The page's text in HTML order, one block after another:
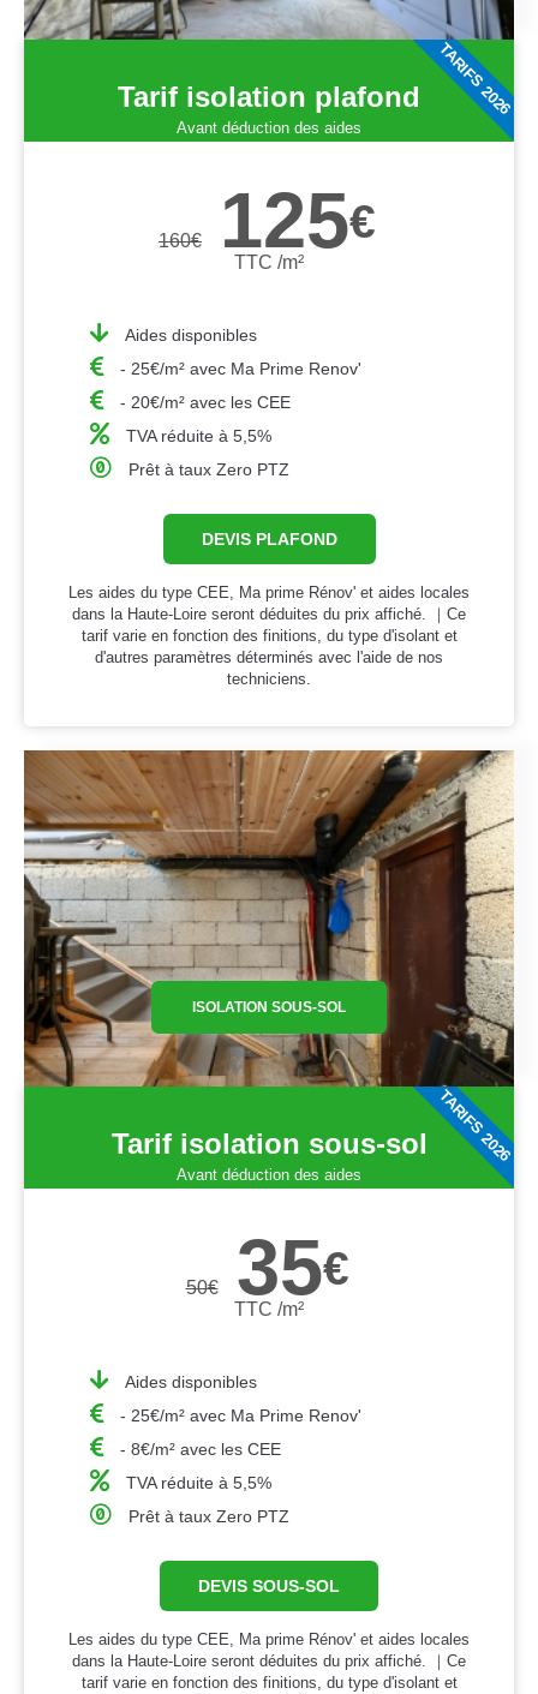
Tarif isolation plafond
Avant déduction des aides
160€ 125€
TTC /m²
Aides disponibles
- 25€/m² avec Ma Prime Renov'
- 20€/m² avec les CEE
TVA réduite à 5,5%
Prêt à taux Zero PTZ
DEVIS PLAFOND
Les aides du type CEE, Ma prime Rénov' et aides locales
dans la Haute-Loire seront déduites du prix affiché. ｜Ce
tarif varie en fonction des finitions, du type d'isolant et
d'autres paramètres déterminés avec l'aide de nos
techniciens.
TARIFS 2026
ISOLATION SOUS-SOL
Tarif isolation sous-sol
Avant déduction des aides
50€ 35€
TTC /m²
Aides disponibles
- 25€/m² avec Ma Prime Renov'
- 8€/m² avec les CEE
TVA réduite à 5,5%
Prêt à taux Zero PTZ
DEVIS SOUS-SOL
Les aides du type CEE, Ma prime Rénov' et aides locales
dans la Haute-Loire seront déduites du prix affiché. ｜Ce
tarif varie en fonction des finitions, du type d'isolant et
TARIFS 2026